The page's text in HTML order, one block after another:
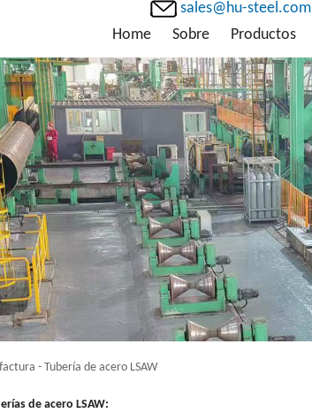
sales@hu-steel.com
Home
Sobre Productos
- Tubería de acero LSAW
de acero LSAW: